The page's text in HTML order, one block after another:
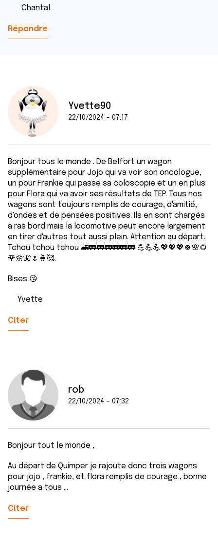
Chantal
Répondre
Yvette90
22/10/2024 - 07:17
Bonjour tous le monde . De Belfort un wagon
supplémentaire pour Jojo qui va voir son oncologue,
un pour Frankie qui passe sa coloscopie et un en plus
pour Flora qui va avoir ses résultats de TEP. Tous nos
wagons sont toujours remplis de courage, d'amitié,
d'ondes et de pensées positives. Ils en sont chargés
à ras bord mais la locomotive peut encore largement
en tirer d'autres tout aussi plein. Attention au départ.
Tchou tchou tchou 🚄🚃🚃🚃🚃🚃🚃 💪💪💪💖💖💖🍀🌸🌻
🌹🌼🌺🌷🤞🥰.
Bises 😘
Yvette
Citer
rob
22/10/2024 - 07:32
Bonjour tout le monde ,
Au départ de Quimper je rajoute donc trois wagons
pour jojo , frankie, et flora remplis de courage , bonne
journée a tous ...
Citer